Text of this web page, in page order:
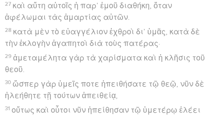
27 καὶ αὕτη αὐτοῖς ἡ παρ’ ἐμοῦ διαθήκη, ὅταν
ἀφέλωμαι τὰς ἁμαρτίας αὐτῶν.
28 κατὰ μὲν τὸ εὐαγγέλιον ἐχθροὶ δι’ ὑμᾶς, κατὰ δὲ
τὴν ἐκλογὴν ἀγαπητοὶ διὰ τοὺς πατέρας·
29 ἀμεταμέλητα γὰρ τὰ χαρίσματα καὶ ἡ κλῆσις τοῦ
θεοῦ.
30 ὥσπερ γὰρ ὑμεῖς ποτε ἠπειθήσατε τῷ θεῷ, νῦν δὲ
ἠλεήθητε τῇ τούτων ἀπειθείᾳ,
31 οὕτως καὶ οὗτοι νῦν ἠπείθησαν τῷ ὑμετέρῳ ἐλέει